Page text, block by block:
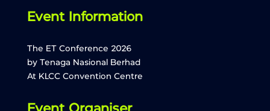
Event Information
The ET Conference 2026
by Tenaga Nasional Berhad
At KLCC Convention Centre
ETCon26 Assistant